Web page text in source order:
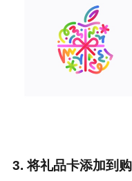
3. 将礼品卡添加到